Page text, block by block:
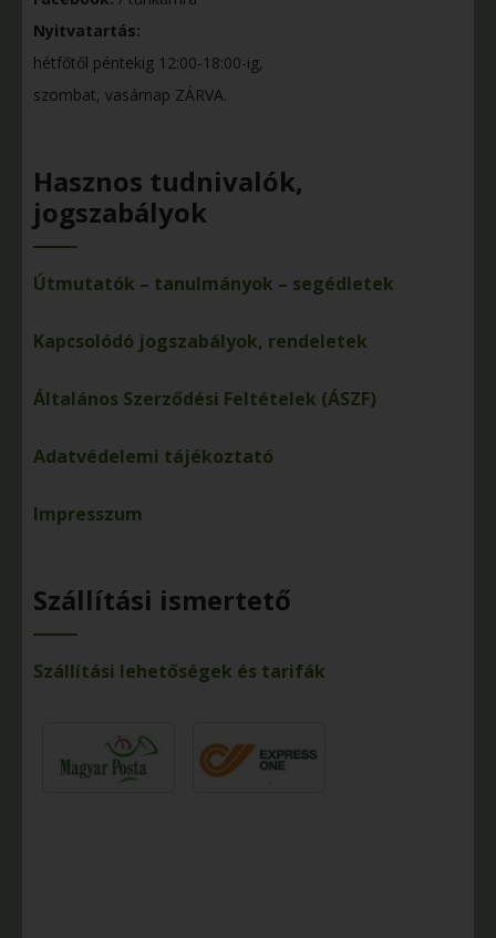
Nyitvatartás:
hétfőtől péntekig 12:00-18:00-ig,
szombat, vasárnap ZÁRVA.
Hasznos tudnivalók,
jogszabályok
Útmutatók – tanulmányok – segédletek
Kapcsolódó jogszabályok, rendeletek
Általános Szerződési Feltételek (ÁSZF)
Adatvédelemi tájékoztató
Impresszum
Szállítási ismertető
Szállítási lehetőségek és tarifák